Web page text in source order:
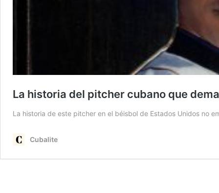
La historia del pitcher cubano que
La historia de este pitcher en el béisbol de Estados Unidos no
Cubalite